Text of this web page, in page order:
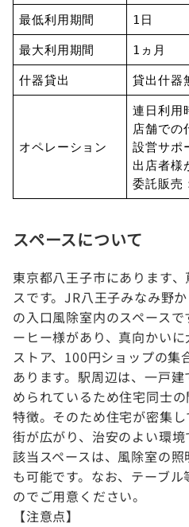
最低利用期間 1日
最大利用期間 1ヵ月
什器貸出 貸出什器
オペレーション
連日利用
店舗での
設営サポ
出店者様
委託販売
スペースについて
東京都八王子市にあります
スです。JR八王子みなみ野
の入口風除室内のスペース
ーヒー様があり、真向かい
ストア、100円ショップの集
あります。駅周辺は、一戸
められているため住宅同士
特徴。そのため住宅が密集
街が広がり、治安のよい環境
該当スペースは、風除室の
も可能です。なお、テーブ
のでご用意ください。
【注意点】